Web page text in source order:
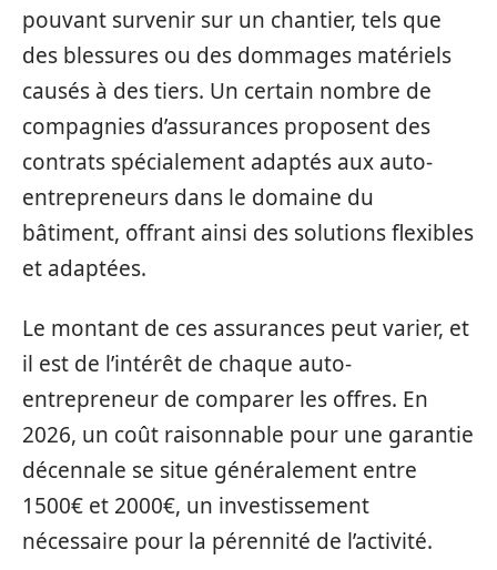
pouvant survenir sur un chantier, tels que
des blessures ou des dommages matériels
causés à des tiers. Un certain nombre de
compagnies d’assurances proposent des
contrats spécialement adaptés aux auto-
entrepreneurs dans le domaine du
bâtiment, offrant ainsi des solutions flexibles
et adaptées.
Le montant de ces assurances peut varier, et
il est de l’intérêt de chaque auto-
entrepreneur de comparer les offres. En
2026, un coût raisonnable pour une garantie
décennale se situe généralement entre
1500€ et 2000€, un investissement
nécessaire pour la pérennité de l’activité.